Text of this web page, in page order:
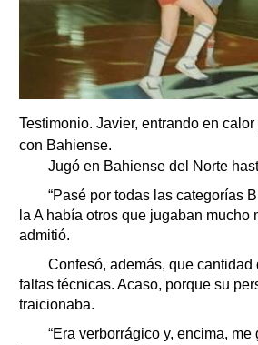
Testimonio. Javier, entrando en
con Bahiense.
Jugó en Bahiense del Norte
“Pasé por todas las categorías
la A había otros que jugaban mucho
admitió.
Confesó, además, que cantidad
faltas técnicas. Acaso, porque su
traicionaba.
“Era verborrágico y, encima, me